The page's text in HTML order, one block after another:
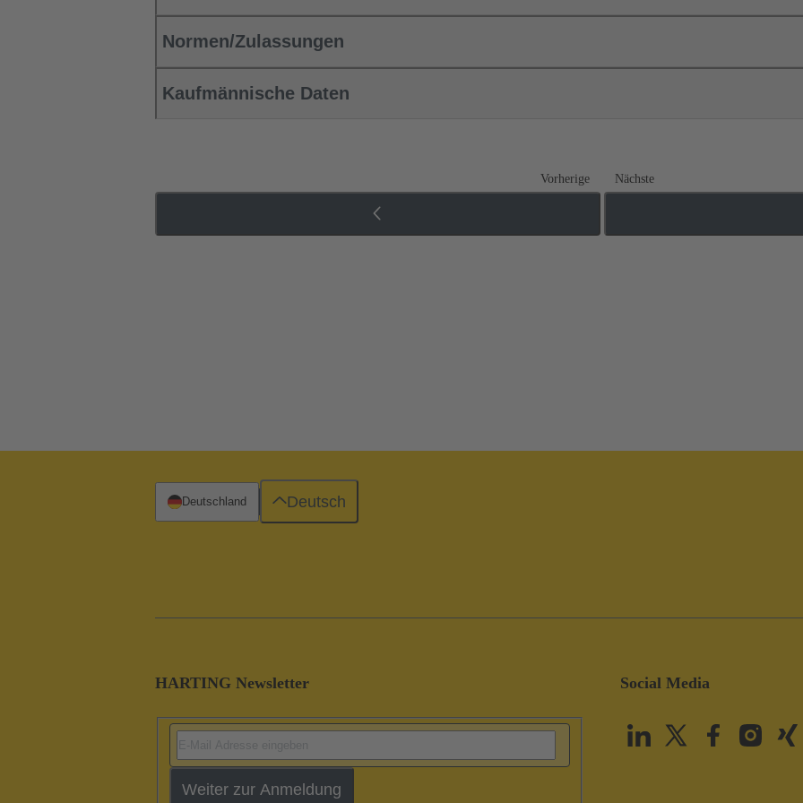
Normen/Zulassungen
Kaufmännische Daten
Vorherige Nächste
HARTING Newsletter
Weiter zur Anmeldung
Social Media
Deutschland Deutsch